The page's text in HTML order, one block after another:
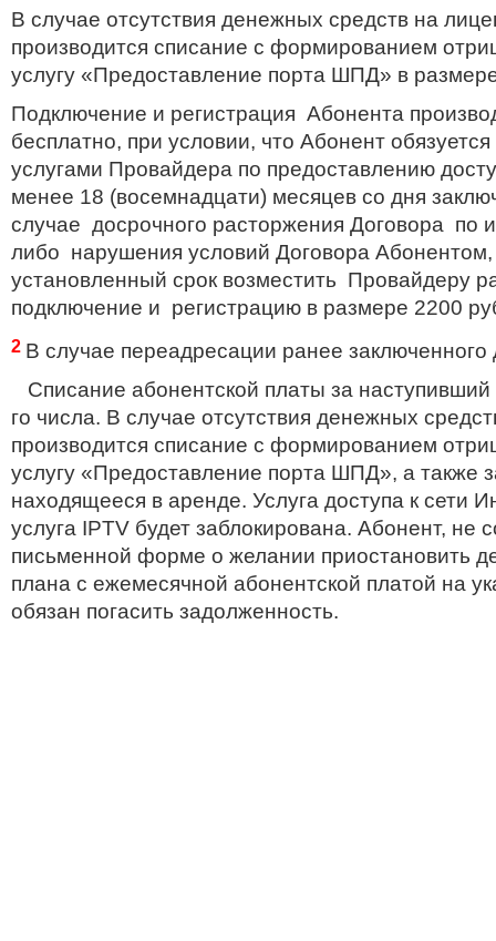
В случае отсутствия денежных средств на
производится списание с формированием
услугу «Предоставление порта ШПД» в
Подключение и регистрация Абонента
бесплатно, при условии, что Абонент обязуется
услугами Провайдера по предоставлению
менее 18 (восемнадцати) месяцев со дня
случае досрочного расторжения Договора по
либо нарушения условий Договора
установленный срок возместить Провайдеру
подключение и регистрацию в размере 2200
2 В случае переадресации ранее заключенного
Списание абонентской платы за
го числа. В случае отсутствия денежных
производится списание с формированием
услугу «Предоставление порта ШПД», а также
находящееся в аренде. Услуга доступа к сети
услуга IPTV будет заблокирована. Абонент, не
письменной форме о желании приостановить
плана с ежемесячной абонентской платой на
обязан погасить задолженность.